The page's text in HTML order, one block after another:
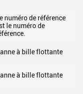
numéro de référence
le numéro de
à bille flottante
à bille flottante